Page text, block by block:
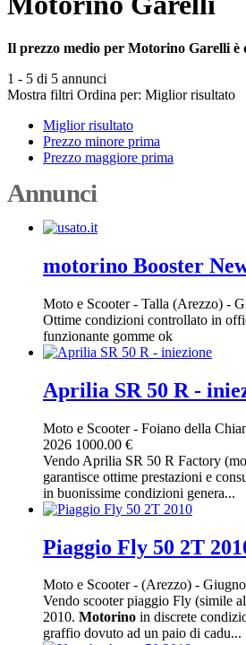
Il prezzo medio per Motorino Garelli è
1 - 5 di 5 annunci
Mostra filtri Ordina per: Miglior risultato
Miglior risultato
Prezzo minore prima
Prezzo maggiore prima
Annunci
motorino Booster
Moto e Scooter- Talla (Arezzo) -
Ottime condizioni controllato in
funzionante gomme ok
Aprilia SR 50 R -
Moto e Scooter- Foiano della
2026 1000.00 €
Vendo Aprilia SR 50 R Factory
garantisce ottime prestazioni e
in buonissime condizioni genera...
Piaggio Fly 50 2T
Moto e Scooter- (Arezzo) -
Vendo scooter piaggio Fly (simile
2010. Motorino in discrete
graffio dovuto ad un paio di cadu...